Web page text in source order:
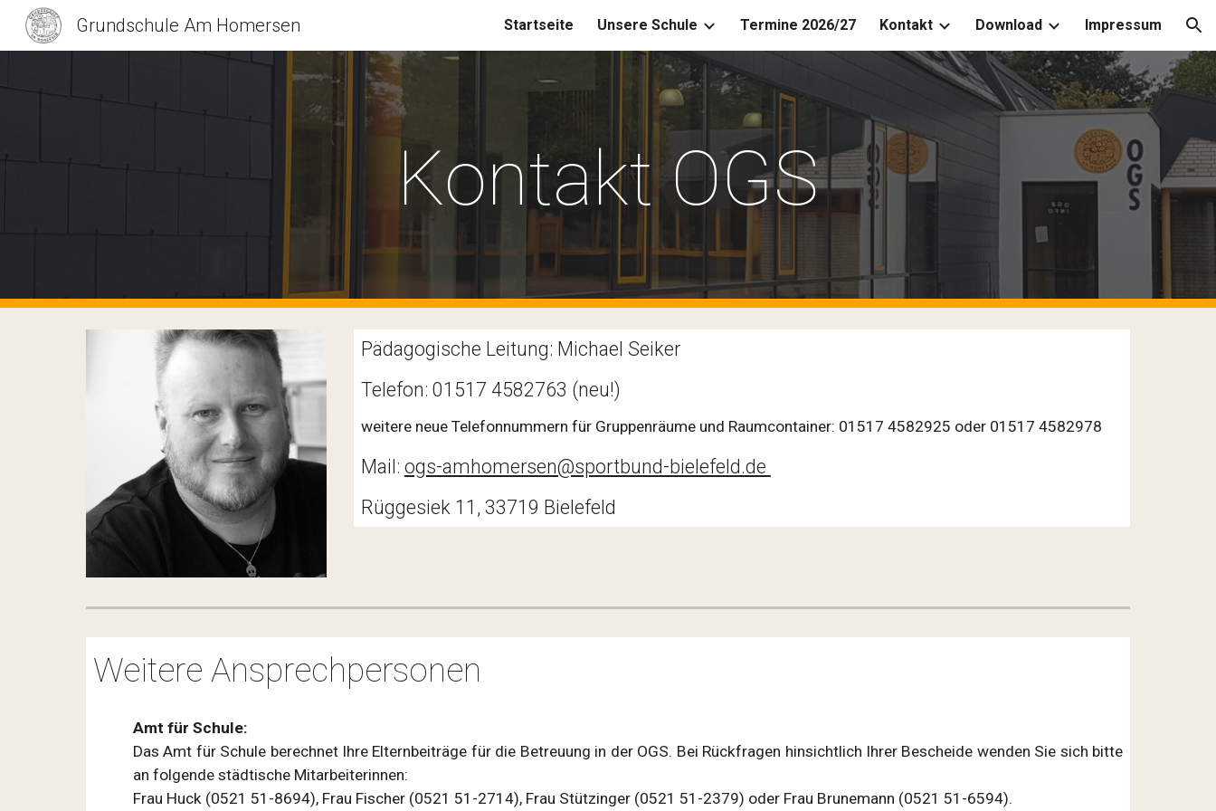
Skip to main content Skip to navigation
Grundschule Am Homersen Startseite Unsere Schule Termine 2026/27 Kontakt Download Impressum
Kontakt OGS
Pädagogische Leitung: Michael Seiker
Telefon: 01517 4582763 (neu!)
weitere neue Telefonnummern für Gruppenräume und Raumcontainer: 01517 4582925 oder 01517 4582978
Mail: ogs-amhomersen@sportbund-bielefeld.de
Rüggesiek 11, 33719 Bielefeld
Weitere Ansprechpersonen
Amt für Schule:
Das Amt für Schule berechnet Ihre Elternbeiträge für die Betreuung in der OGS. Bei Rückfragen hinsichtlich Ihrer Bescheide wenden Sie sich bitte
an folgende städtische Mitarbeiterinnen:
Frau Huck (0521 51-8694), Frau Fischer (0521 51-2714), Frau Stützinger (0521 51-2379) oder Frau Brunemann (0521 51-6594).